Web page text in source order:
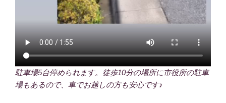
駐車場5台停められます。徒歩10分の場所に市役所の駐車
場もあるので、車でお越しの方も安心です♪